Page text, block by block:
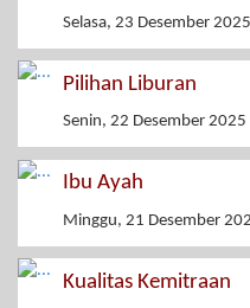
Selasa, 23 Desember 2025
Pilihan Liburan
Senin, 22 Desember 2025
Ibu Ayah
Minggu, 21 Desember
Kualitas Kemitraan